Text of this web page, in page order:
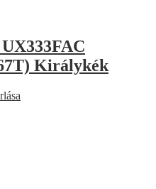
Királykék